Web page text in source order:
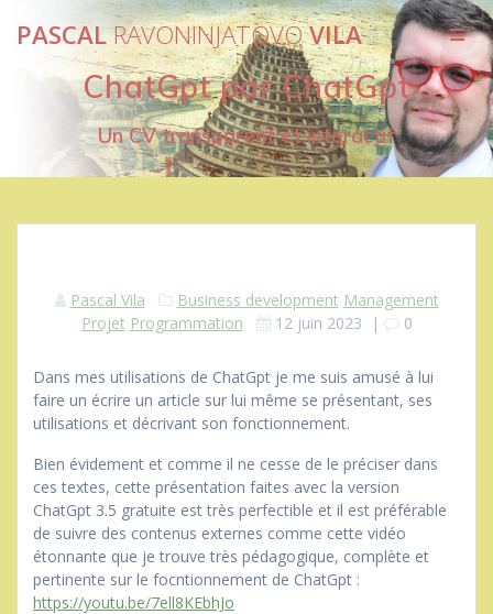
Passer
au
contenu
PASCALRAVONINJATOVOVILA
ChatGpt par ChatGpt
Un CV transparent et interactif
Pascal Vila Business development Management
Projet Programmation 12 juin 2023 | 0
Dans mes utilisations de ChatGpt je me suis amusé à lui
faire un écrire un article sur lui même se présentant, ses
utilisations et décrivant son fonctionnement.
Bien évidement et comme il ne cesse de le préciser dans
ces textes, cette présentation faites avec la version
ChatGpt 3.5 gratuite est très perfectible et il est préférable
de suivre des contenus externes comme cette vidéo
étonnante que je trouve très pédagogique, complète et
pertinente sur le focntionnement de ChatGpt :
https://youtu.be/7ell8KEbhJo